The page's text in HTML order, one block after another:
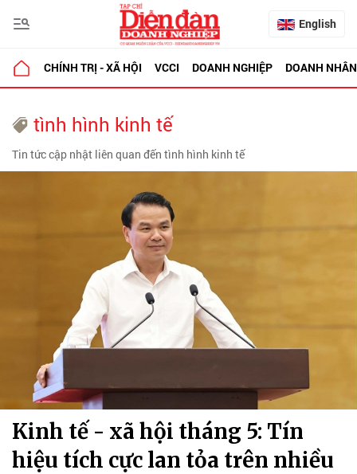
English
CHÍNH TRỊ - XÃ HỘI VCCI DOANH NGHIỆP DOANH NHÂN
tình hình kinh tế
Tin tức cập nhật liên quan đến tình hình kinh tế
Kinh tế - xã hội tháng 5: Tín
hiệu tích cực lan tỏa trên nhiều